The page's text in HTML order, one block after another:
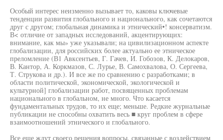
Особый интерес неизменно вызывает то, каковы ключевые
тенденции развития глобального и национального, как сочетаются
друг с другом; глобальная динамика и этнический•! консерватизм.
В< отличие от западных исследований, акцентирующих:
внимание, как мы» уже указывали; на цивилизационном аспекте
глобализации, для российских более актуально ее этническое
преломление (В1 Авксентьев, Г. Гачев, И. Гобозов, К. Делокаров,
В. Кантор, А. Коркмазов, С. Лурье, В. Самохвалова, О. Сергеева,
Т. Струкова и др.). И все же по сравнению с разработками; в
области политической, экономической, экологической и
культурной] глобализации работ, посвященных проблемам
национального в глобальном, не много. Что касается
фундаментальных трудов, то их еще; меньше. Редкие журнальные
публикации не способны охватить весь ■ круг проблем в сфере
взаимоотношений этнического и глобального.
Все еще ждут своего решения вопросы, связанные с воздействием